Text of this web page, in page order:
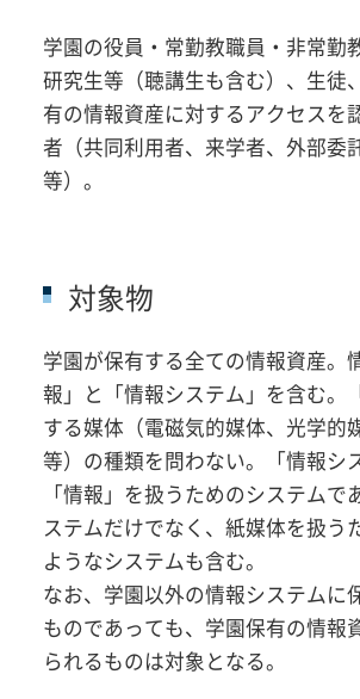
学園の役員・常勤教職員・非常勤
研究生等（聴講生も含む）、生徒
有の情報資産に対するアクセスを
者（共同利用者、来学者、外部委
等）。
対象物
学園が保有する全ての情報資産。
報」と「情報システム」を含む。
する媒体（電磁気的媒体、光学的
等）の種類を問わない。「情報シ
「情報」を扱うためのシステムで
ステムだけでなく、紙媒体を扱う
ようなシステムも含む。
なお、学園以外の情報システムに
ものであっても、学園保有の情報
られるものは対象となる。